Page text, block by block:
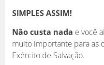
SIMPLES ASSIM!
Não custa nada e você
muito importante para as
Exército de Salvação.